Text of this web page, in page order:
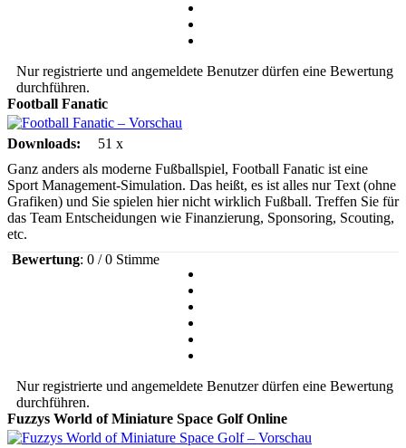
Nur registrierte und angemeldete Benutzer dürfen eine Bewertung
durchführen.
Football Fanatic
Downloads:
51 x
Ganz anders als moderne Fußballspiel, Football Fanatic ist eine
Sport Management-Simulation. Das heißt, es ist alles nur Text (ohne
Grafiken) und Sie spielen hier nicht wirklich Fußball. Treffen Sie für
das Team Entscheidungen wie Finanzierung, Sponsoring, Scouting,
etc.
Bewertung: 0 / 0 Stimme
Nur registrierte und angemeldete Benutzer dürfen eine Bewertung
durchführen.
Fuzzys World of Miniature Space GolfOnline